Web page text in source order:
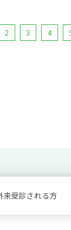
2 3 4
来受診される方